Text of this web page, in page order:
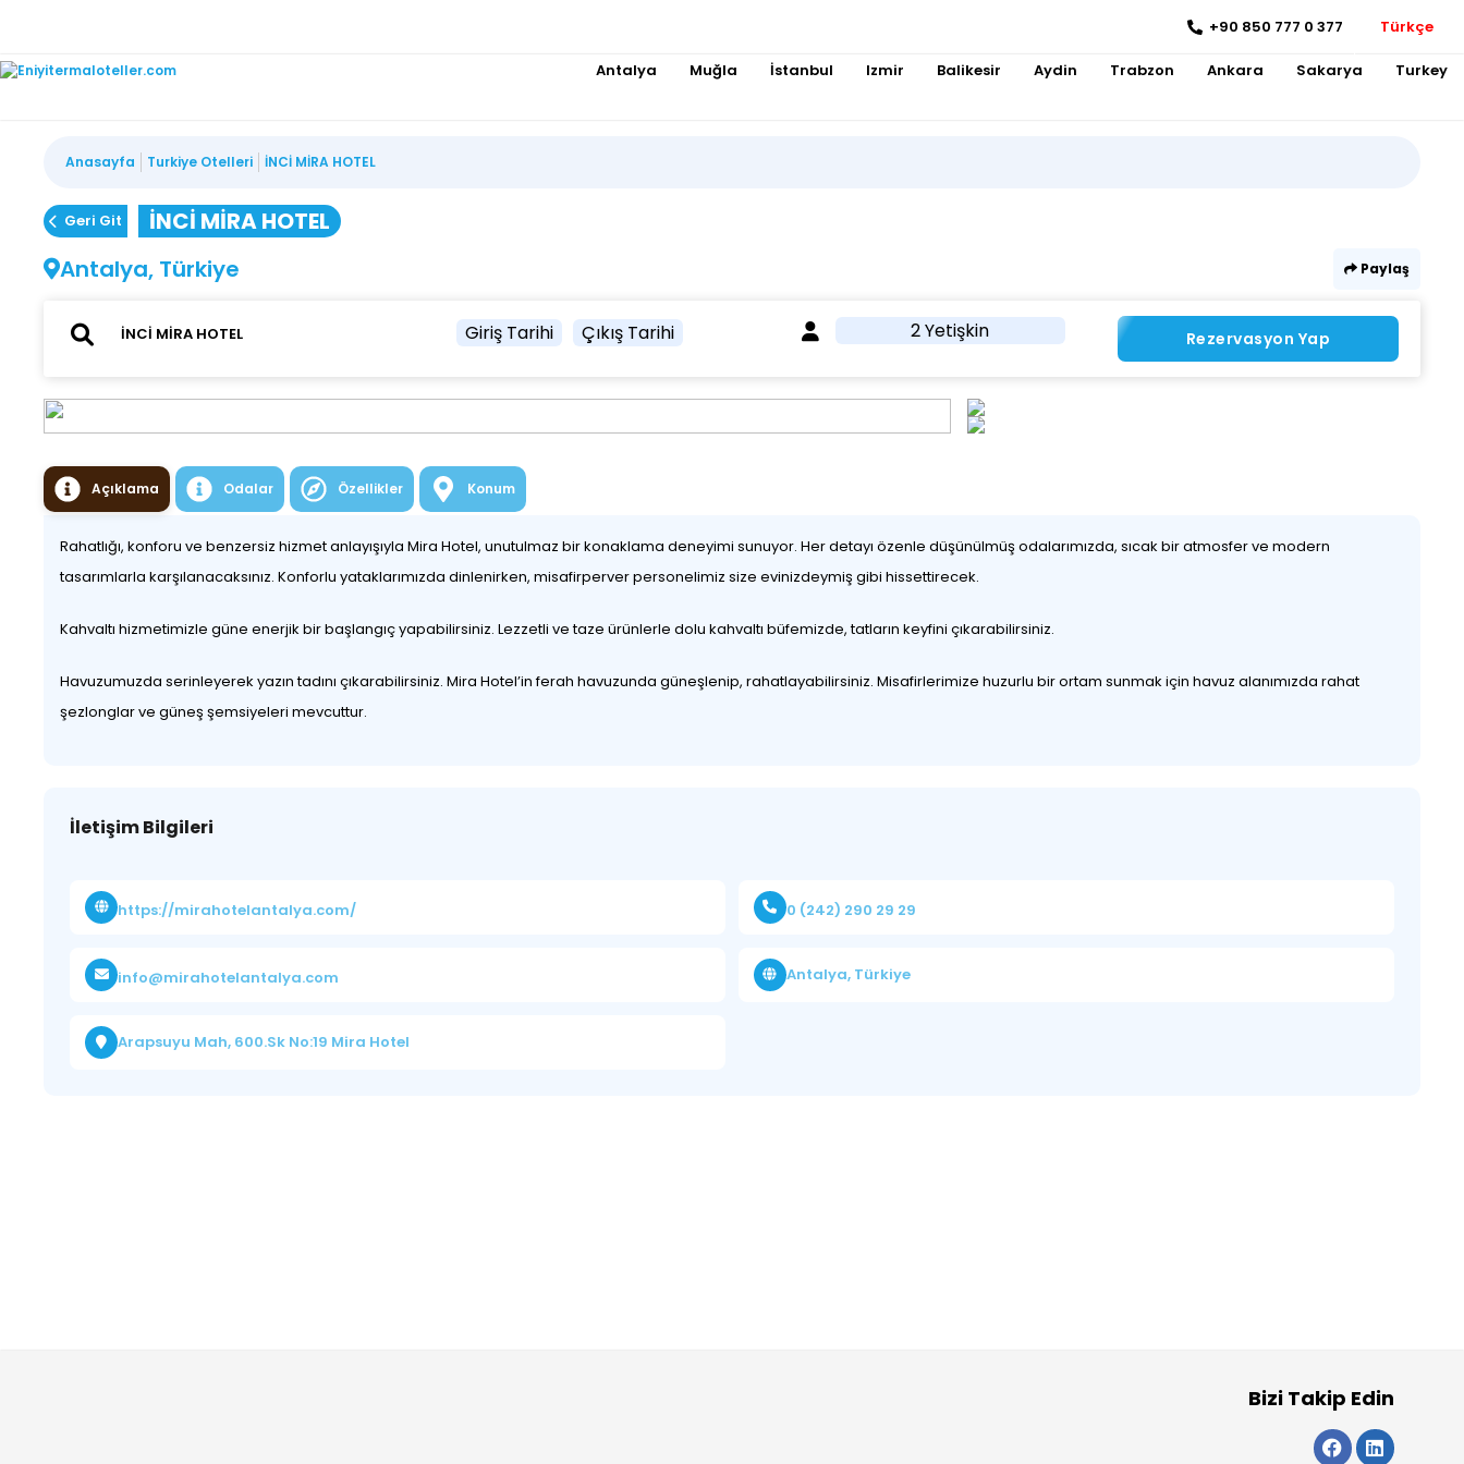
+90 850 777 0 377 Türkçe
Antalya Muğla İstanbul Izmir Balikesir Aydin Trabzon Ankara Sakarya Turkey
Anasayfa Turkiye Otelleri İNCİ MİRA HOTEL
Geri Git
İNCİ MİRA HOTEL
Antalya, Türkiye
Paylaş
Giriş Tarihi Çıkış Tarihi 2 Yetişkin Rezervasyon Yap
Açıklama Odalar Özellikler Konum
Rahatlığı, konforu ve benzersiz hizmet anlayışıyla Mira Hotel, unutulmaz bir konaklama deneyimi sunuyor. Her detayı özenle düşünülmüş odalarımızda, sıcak bir atmosfer ve modern
tasarımlarla karşılanacaksınız. Konforlu yataklarımızda dinlenirken, misafirperver personelimiz size evinizdeymiş gibi hissettirecek.
Kahvaltı hizmetimizle güne enerjik bir başlangıç yapabilirsiniz. Lezzetli ve taze ürünlerle dolu kahvaltı büfemizde, tatların keyfini çıkarabilirsiniz.
Havuzumuzda serinleyerek yazın tadını çıkarabilirsiniz. Mira Hotel’in ferah havuzunda güneşlenip, rahatlayabilirsiniz. Misafirlerimize huzurlu bir ortam sunmak için havuz alanımızda rahat
şezlonglar ve güneş şemsiyeleri mevcuttur.
İletişim Bilgileri
https://mirahotelantalya.com/ 0 (242) 290 29 29
info@mirahotelantalya.com Antalya, Türkiye
Arapsuyu Mah, 600.Sk No:19 Mira Hotel
Bizi Takip Edin